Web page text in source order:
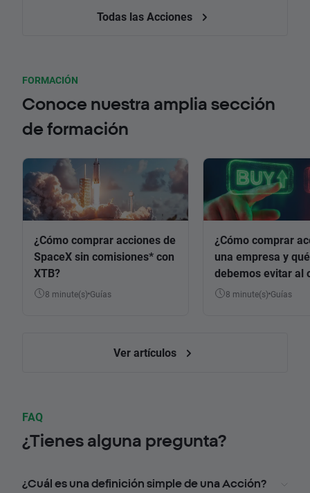
Todas las Acciones
FORMACIÓN
Conoce nuestra amplia sección
de formación
¿Cómo comprar acciones de
SpaceX sin comisiones* con
XTB?
8 minute(s) Guías
¿Cómo comprar
una empresa y
debemos evitar al
8 minute(s) Guías
Ver artículos
FAQ
¿Tienes alguna pregunta?
¿Cuál es una definición simple de una Acción?